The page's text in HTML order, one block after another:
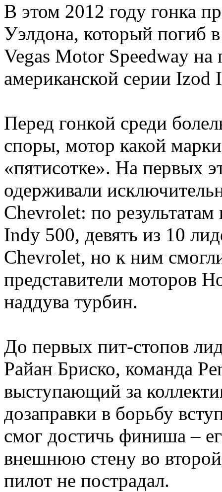
В этом 2012 году гонка
Уэлдона, который погиб
Vegas Motor Speedway на
американской серии Izod
Перед гонкой среди
споры, мотор какой
«пятисотке». На первых
одерживали
Chevrolet: по
Indy 500, девять из 10
Chevrolet, но к ним
представители моторов
наддува турбин.
До первых пит-стопов
Райан Бриско, команда
выступающий за
дозаправки в борьбу
смог достичь финиша –
внешнюю стену во
пилот не пострадал.